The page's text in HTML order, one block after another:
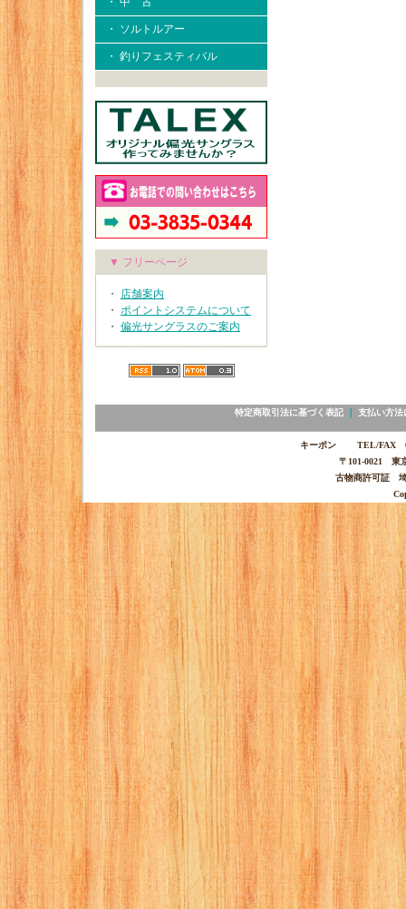
・ ソルトルアー
・ 釣りフェスティバル
▼ フリーページ
・ 店舗案内
・ ポイントシステムについて
・ 偏光サングラスのご案内
特定商取引法に基づく表記｜ 支払い方法
キーポン TEL/FAX
〒101-0021 東
古物商許可証